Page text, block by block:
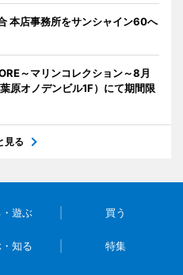
本店事務所をサンシャイン60へ
～マリンコレクション～8月
原オノデンビル1F）にて期間限
見る
・遊ぶ 買う
知る 特集